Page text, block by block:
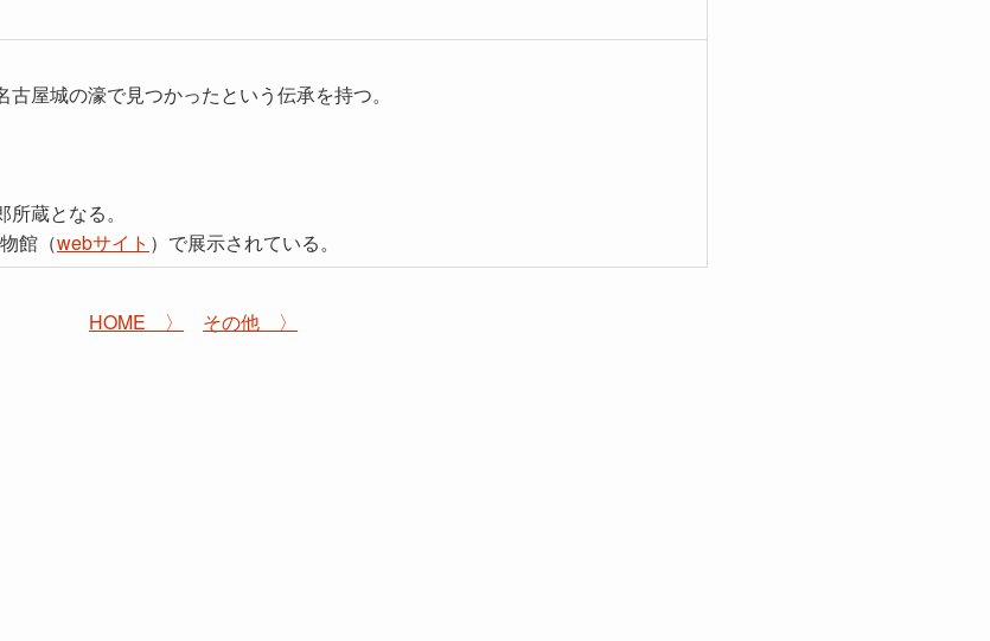
屋城の濠で見つかったという伝承を持つ。
蔵となる。
館（webサイト ）で展示されている。
HOME 〉 その他 〉